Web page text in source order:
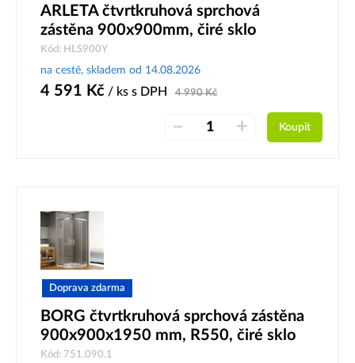
ARLETA čtvrtkruhová sprchová
zástěna 900x900mm, čiré sklo
Kód: HLS900Y
na cestě, skladem od 14.08.2026
4 591 Kč / ks s DPH 4 990Kč
– + Koupit
Doprava zdarma
BORG čtvrtkruhová sprchová zástěna
900x900x1950 mm, R550, čiré sklo
Kód: 751.090.1